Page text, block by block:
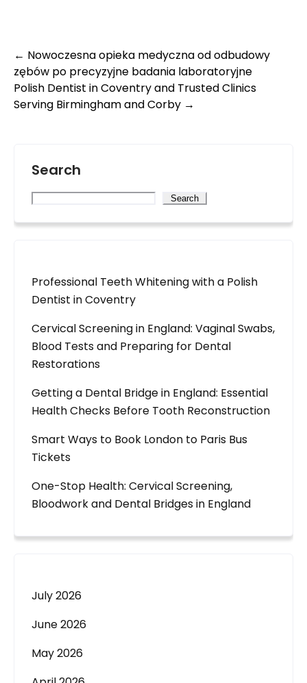
Post
navigation
← Nowoczesna opieka medyczna od odbudowy
zębów po precyzyjne badania laboratoryjne
Polish Dentist in Coventry and Trusted Clinics
Serving Birmingham and Corby →
Search
Search
Professional Teeth Whitening with a Polish
Dentist in Coventry
Cervical Screening in England: Vaginal Swabs,
Blood Tests and Preparing for Dental
Restorations
Getting a Dental Bridge in England: Essential
Health Checks Before Tooth Reconstruction
Smart Ways to Book London to Paris Bus
Tickets
One-Stop Health: Cervical Screening,
Bloodwork and Dental Bridges in England
July 2026
June 2026
May 2026